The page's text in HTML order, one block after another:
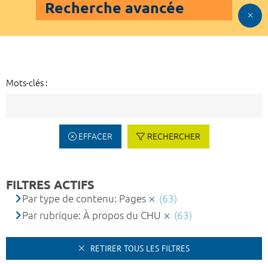
Recherche avancée
Mots-clés :
EFFACER RECHERCHER
FILTRES ACTIFS
Par type de contenu: Pages
(63)
Par rubrique: À propos du CHU
(63)
RETIRER TOUS LES FILTRES